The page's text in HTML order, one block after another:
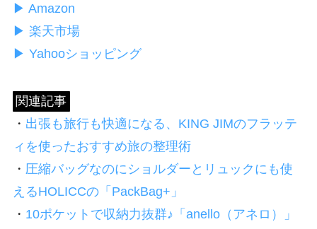
▶ Amazon
▶ 楽天市場
▶ Yahooショッピング
関連記事
・ 出張も旅行も快適になる、KING JIMのフラッテ
ィを使ったおすすめ旅の整理術
・ 圧縮バッグなのにショルダーとリュックにも使
えるHOLICCの「PackBag+」
・ 10ポケットで収納力抜群♪「anello（アネロ）」